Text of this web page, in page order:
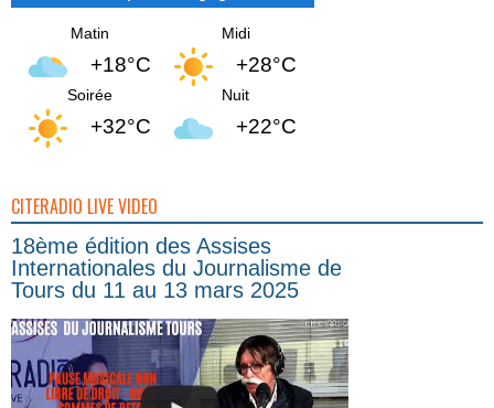
Matin
+18°C
Midi
+28°C
Soirée
+32°C
Nuit
+22°C
CITERADIO LIVE VIDEO
18ème édition des Assises
Internationales du Journalisme de
Tours du 11 au 13 mars 2025